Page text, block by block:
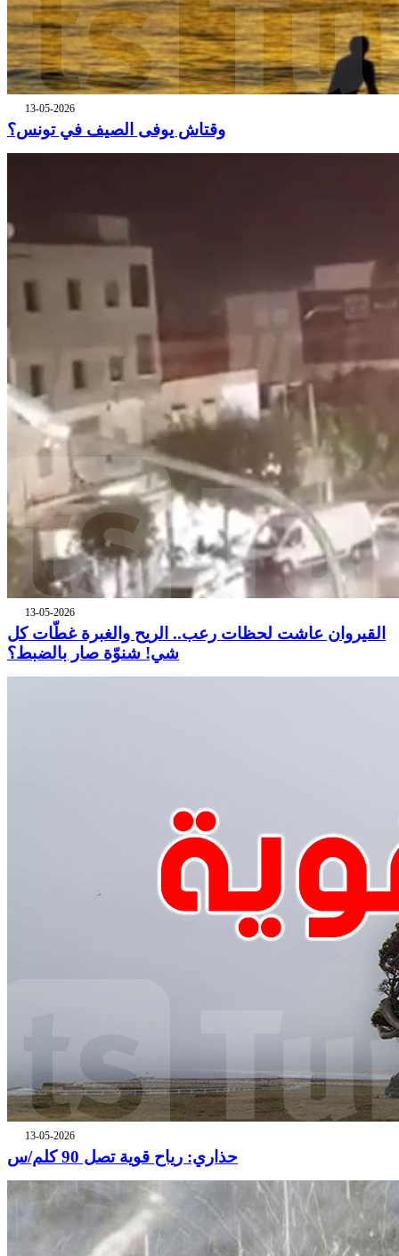
13-05-2026
وقتاش يوفى الصيف في تونس؟
13-05-2026
القيروان عاشت لحظات رعب.. الريح والغبرة غطّات كل
شي! شنوّة صار بالضبط؟
13-05-2026
حذاري: رياح قوية تصل 90 كلم/س